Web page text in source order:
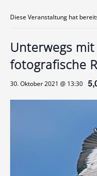
Diese Veranstaltung hat
Unterwegs
fotografische
30. Oktober 2021 @ 13:30